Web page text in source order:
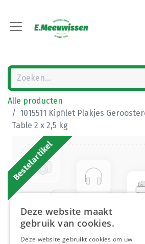
Alle producten
1015511 Kipfilet Plakjes
Table 2 x 2,5 kg
Bestelartikel
Deze website maakt
gebruik van cookies.
Deze website gebruikt cookies om uw